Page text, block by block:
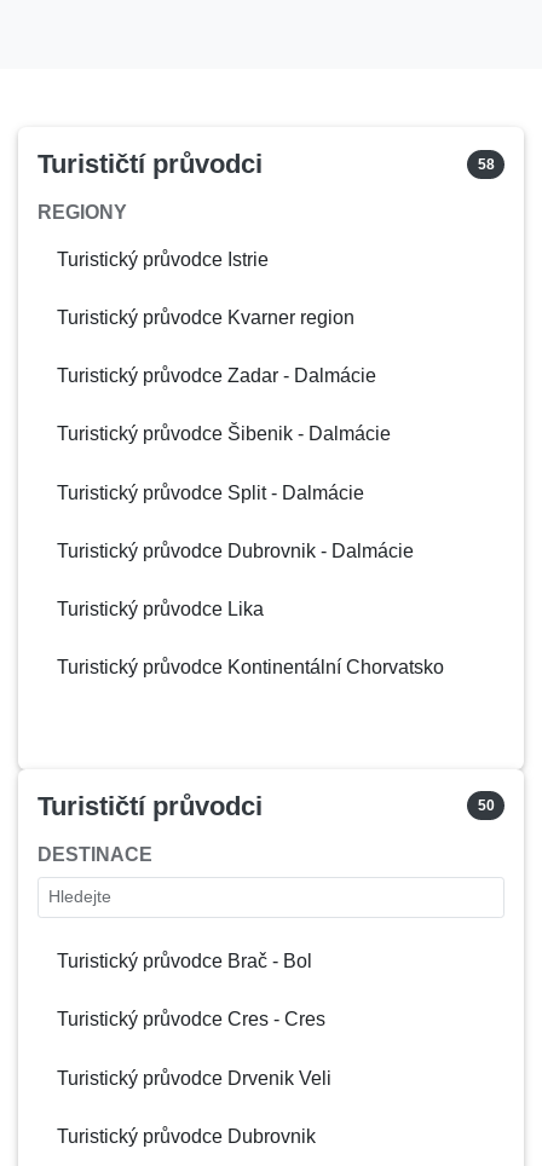
Cres - Beli
Cres - CresKvarner region
Cres - OsorKvarner region
Delnice
Drašnice
Turističtí průvodci 58
REGIONY
Turistický průvodce Istrie
Turistický průvodce Kvarner region
Turistický průvodce Zadar - Dalmácie
Turistický průvodce Šibenik - Dalmácie
Turistický průvodce Split - Dalmácie
Turistický průvodce Dubrovnik - Dalmácie
Turistický průvodce Lika
Turistický průvodce Kontinentální Chorvatsko
Turističtí průvodci 50
DESTINACE
Hledejte
Turistický průvodce Brač - Bol
Turistický průvodce Cres - Cres
Turistický průvodce Drvenik Veli
Turistický průvodce Dubrovnik